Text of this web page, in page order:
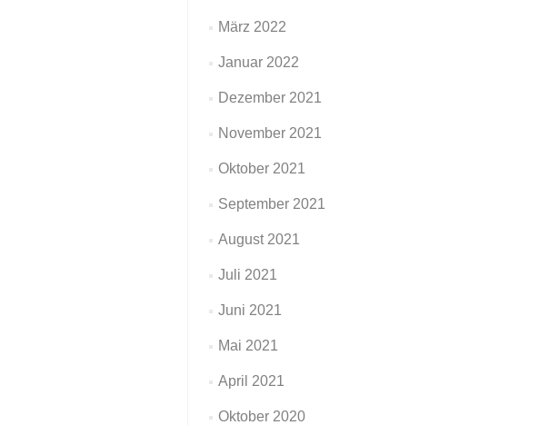
März 2022
Januar 2022
Dezember 2021
November 2021
Oktober 2021
September 2021
August 2021
Juli 2021
Juni 2021
Mai 2021
April 2021
Oktober 2020